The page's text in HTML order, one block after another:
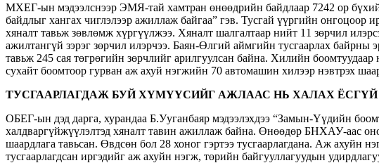
МХЕГ-ын мэдээлснээр ЭМЯ-тай хамтран өнөөдрийн байдлаар 7242 ор
байдлыг хангах чиглэлээр ажиллаж байгаа” гэв. Тусгай үүргийн онгоцоор
хяналт тавьж зөвлөмж хүргүүлжээ. Хяналт шалгалтаар нийт 11 зөрчил
ажилтангүй зэрэг зөрчил илэрчээ. Баян-Өлгий аймгийн тусгаарлах
тавьж 245 сая төгрөгийн зөрчлийг арилгуулсан байна. Хилийн
сухайт боомтоор гурван аж ахуй нэгжийн 70 автомашин хилээр нэвтрэх
ТУСГААРЛАГДАЖ БУЙ ХҮМҮҮСИЙГ АЖЛААС НЬ ХАЛАХ ЁСГҮЙ
ОБЕГ-ын дэд дарга, хурандаа Б.Ууганбаяр мэдээлэхдээ “Замын-Үүдийн
халдваргүйжүүлэлтэд хяналт тавин ажиллаж байна. Өнөөдөр БНХАУ-аас
шаардлага тавьсан. Өвдсөн бол 28 хоног гэртээ тусгаарлагдана. Аж ахуйн
тусгаарлагдсан иргэдийг аж ахуйн нэгж, төрийн байгууллагуудын